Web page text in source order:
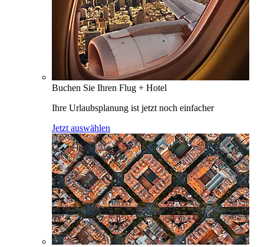
Buchen Sie Ihren Flug + Hotel
Ihre Urlaubsplanung ist jetzt noch einfacher
Jetzt auswählen